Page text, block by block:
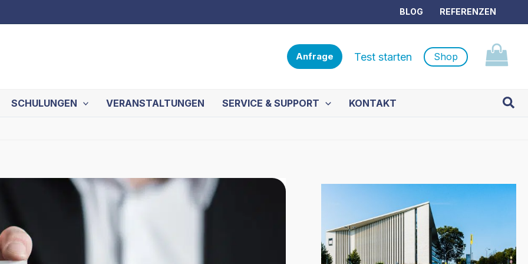
BLOG REFERENZEN
Anfrage Test starten Shop
SCHULUNGEN VERANSTALTUNGEN SERVICE & SUPPORT KONTAKT